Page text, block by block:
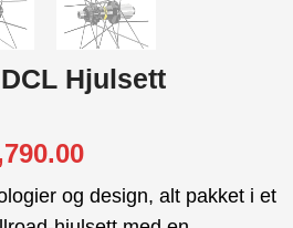
Hjulsett
Nåværende
er:
og design, alt pakket i et